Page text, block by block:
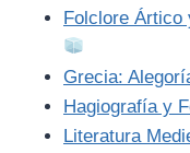
Folclore Ártico
Grecia:
Hagiografía y
Literatura